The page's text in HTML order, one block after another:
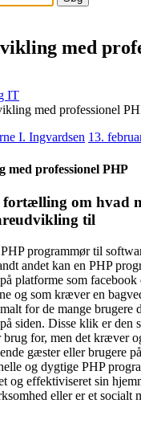
med
IT
med professionel
I. Ingvardsen 13.
med professionel PHP
fortælling om hvad
til
programmør til
andet kan en PHP
platforme som facebook
og som kræver en
for de mange brugere
siden. Disse klik er den
brug for, men det kræver
gæster eller brugere
og dygtige PHP
og effektiviseret sin
eller er et socialt